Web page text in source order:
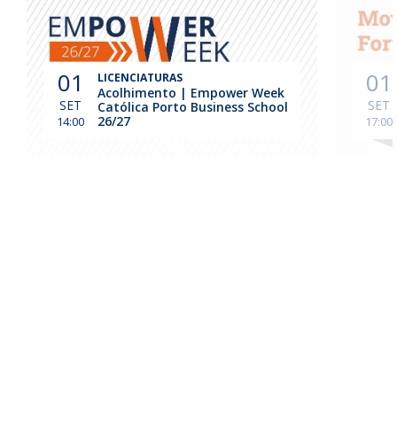
01
SET
14:00
LICENCIATURAS
Acolhimento | Empower Week
Católica Porto Business School
26/27
01
SET
17:00